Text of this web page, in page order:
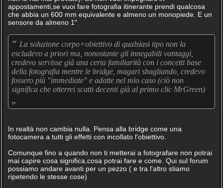
appostamenti,se vuoi fare fotografia itinerante prendi qualcosa
che abbia un 600 mm equivalente e almeno un monopiede. E un
sensore da almeno 1"
“ La soluzione corpo+obiettivo di qualsiasi tipo non la
escludevo a priori ma, nonostante gli innegabili vantaggi,
credevo servisse già una certa familiarità con i concetti base
della fotografia mentre le bridge, magari sbagliando, credevo
fossero più "immediate" e adatte nel mio caso (ciò non
significa che otterrei scatti decenti già al primo clic MrGreen)
„
In realtà non cambia nulla. Pensa alla bridge come una
fotocamera a tutti gli effetti con incollato l'obiettivo.
Comunque fino a quando non ti metterai a fotografare non potrai
mai capire cosa significa,cosa potrai fare e come. Qui sul forum
possiamo andare avanti per un pezzo ( e tra l'altro stiamo
ripetendo le stesse cose)